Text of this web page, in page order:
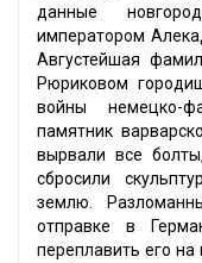
данные
императором
Августейшая
Рюриковом
войны немецко-
памятник
вырвали все
сбросили
землю.
отправке в
переплавить его